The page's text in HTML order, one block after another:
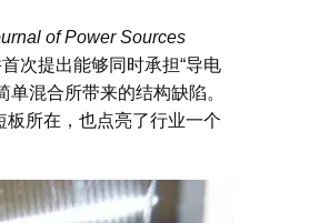
of Power Sources
次提出能够同时承担“导电
混合所带来的结构缺陷。
所在，也点亮了行业一个